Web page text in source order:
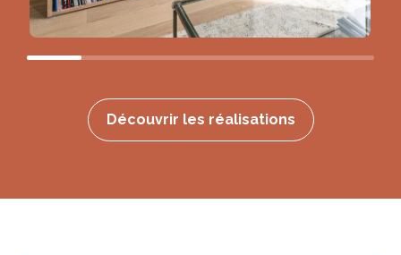
Découvrir les réalisations